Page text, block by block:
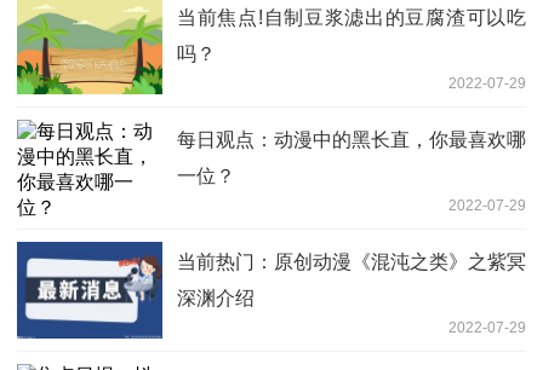
当前焦点!自制豆浆滤出的豆腐渣可以吃
吗？
2022-07-29
每日观点：动漫中的黑长直，你最喜欢哪
一位？
2022-07-29
当前热门：原创动漫《混沌之类》之紫冥
深渊介绍
2022-07-29